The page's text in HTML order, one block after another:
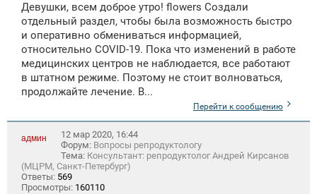
Девушки, всем доброе утро! flowers Создали
отдельный раздел, чтобы была возможность быстро
и оперативно обмениваться информацией,
относительно COVID-19. Пока что изменений в работе
медицинских центров не наблюдается, все работают
в штатном режиме. Поэтому не стоит волноваться,
продолжайте лечение. В...
Перейти к сообщению
админ
12 мар 2020, 16:44
Форум: Вопросы репродуктологу
Тема: Консультант: репродуктолог Андрей Кирсанов
(МЦРМ, Санкт-Петербург)
Ответы: 569
Просмотры: 160110